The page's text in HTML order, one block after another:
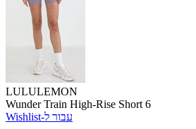
LULULEMON
Wunder Train High-Rise Short 6
Wishlist-עבור ל